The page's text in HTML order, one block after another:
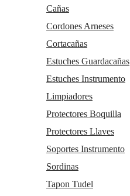
Cañas
Cordones Arneses
Cortacañas
Estuches Guardacañas
Estuches Instrumento
Limpiadores
Protectores Boquilla
Protectores Llaves
Soportes Instrumento
Sordinas
Tapon Tudel